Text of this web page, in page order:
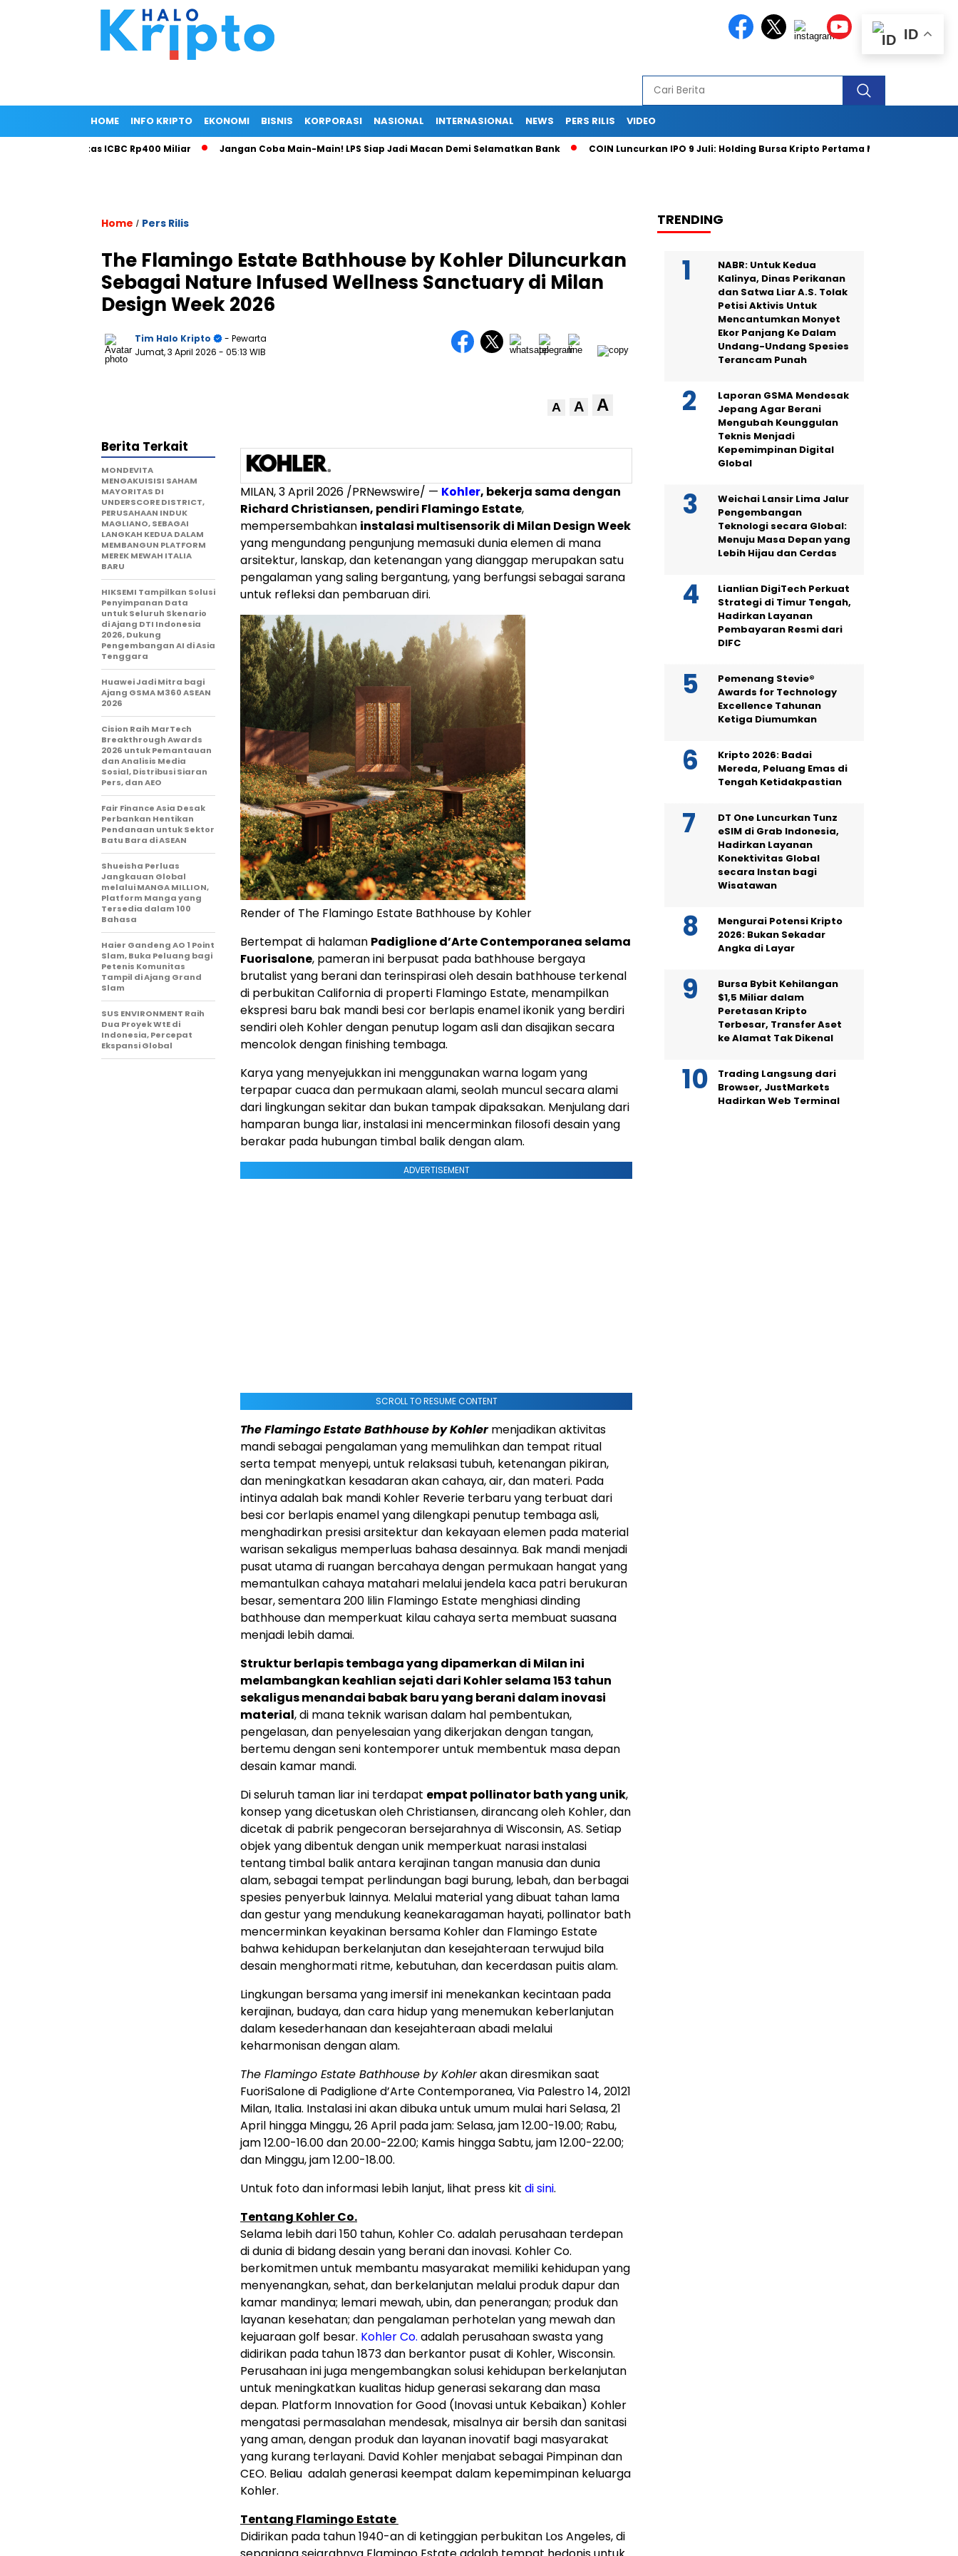
HOME INFO KRIPTO EKONOMI BISNIS KORPORASI NASIONAL INTERNASIONAL NEWS PERS RILIS VIDEO
Fasilitas ICBC Rp400 Miliar Jangan Coba Main-Main! LPS Siap Jadi Macan Demi Selamatkan Bank COIN Luncurkan IPO 9 Juli: Holding Bursa Kripto Pertama Masuk Bursa Saham
Home / Pers Rilis
The Flamingo Estate Bathhouse by Kohler Diluncurkan
Sebagai Nature Infused Wellness Sanctuary di Milan
Design Week 2026
Tim Halo Kripto
- Pewarta
Jumat, 3 April 2026 - 05:13 WIB
A A A
MILAN,3 April 2026 /PRNewswire/ — Kohler, bekerja sama dengan
Richard Christiansen, pendiri Flamingo Estate,
mempersembahkan instalasi multisensorik di Milan Design Week
yang mengundang pengunjung memasuki dunia elemen di mana
arsitektur, lanskap, dan ketenangan yang dianggap merupakan satu
pengalaman yang saling bergantung, yang berfungsi sebagai sarana
untuk refleksi dan pembaruan diri.
Render of The Flamingo Estate Bathhouse by Kohler
Bertempat di halaman Padiglione d’Arte Contemporanea selama
Fuorisalone, pameran ini berpusat pada bathhouse bergaya
brutalist yang berani dan terinspirasi oleh desain bathhouse terkenal
di perbukitan California di properti Flamingo Estate, menampilkan
ekspresi baru bak mandi besi cor berlapis enamel ikonik yang berdiri
sendiri oleh Kohler dengan penutup logam asli dan disajikan secara
mencolok dengan finishing tembaga.
Karya yang menyejukkan ini menggunakan warna logam yang
terpapar cuaca dan permukaan alami, seolah muncul secara alami
dari lingkungan sekitar dan bukan tampak dipaksakan. Menjulang dari
hamparan bunga liar, instalasi ini mencerminkan filosofi desain yang
berakar pada hubungan timbal balik dengan alam.
ADVERTISEMENT
SCROLL TO RESUME CONTENT
The Flamingo Estate Bathhouse by Kohlermenjadikan aktivitas
mandi sebagai pengalaman yang memulihkan dan tempat ritual
serta tempat menyepi, untuk relaksasi tubuh, ketenangan pikiran,
dan meningkatkan kesadaran akan cahaya, air, dan materi. Pada
intinya adalah bak mandi Kohler Reverie terbaru yang terbuat dari
besi cor berlapis enamel yang dilengkapi penutup tembaga asli,
menghadirkan presisi arsitektur dan kekayaan elemen pada material
warisan sekaligus memperluas bahasa desainnya. Bak mandi menjadi
pusat utama di ruangan bercahaya dengan permukaan hangat yang
memantulkan cahaya matahari melalui jendela kaca patri berukuran
besar, sementara 200 lilin Flamingo Estate menghiasi dinding
bathhouse dan memperkuat kilau cahaya serta membuat suasana
menjadi lebih damai.
Struktur berlapis tembaga yang dipamerkan di Milan ini
melambangkan keahlian sejati dari Kohler selama 153 tahun
sekaligus menandai babak baru yang berani dalam inovasi
material, di mana teknik warisan dalam hal pembentukan,
pengelasan, dan penyelesaian yang dikerjakan dengan tangan,
bertemu dengan seni kontemporer untuk membentuk masa depan
desain kamar mandi.
Di seluruh taman liar ini terdapat empat pollinator bath yang unik,
konsep yang dicetuskan oleh Christiansen, dirancang oleh Kohler, dan
dicetak di pabrik pengecoran bersejarahnya di Wisconsin, AS. Setiap
objek yang dibentuk dengan unik memperkuat narasi instalasi
tentang timbal balik antara kerajinan tangan manusia dan dunia
alam, sebagai tempat perlindungan bagi burung, lebah, dan berbagai
spesies penyerbuk lainnya. Melalui material yang dibuat tahan lama
dan gestur yang mendukung keanekaragaman hayati, pollinator bath
mencerminkan keyakinan bersama Kohler dan Flamingo Estate
bahwa kehidupan berkelanjutan dan kesejahteraan terwujud bila
desain menghormati ritme, kebutuhan, dan kecerdasan puitis alam.
Lingkungan bersama yang imersif ini menekankan kecintaan pada
kerajinan, budaya, dan cara hidup yang menemukan keberlanjutan
dalam kesederhanaan dan kesejahteraan abadi melalui
keharmonisan dengan alam.
The Flamingo Estate Bathhouse by Kohlerakan diresmikan saat
FuoriSalone di Padiglione d’Arte Contemporanea, Via Palestro 14, 20121
Milan, Italia. Instalasi ini akan dibuka untuk umum mulai hari Selasa, 21
April hingga Minggu, 26 April pada jam: Selasa, jam 12.00-19.00; Rabu,
jam 12.00-16.00 dan 20.00-22.00; Kamis hingga Sabtu, jam 12.00-22.00;
dan Minggu, jam 12.00-18.00.
Untuk foto dan informasi lebih lanjut, lihat press kit di sini.
Tentang Kohler Co.
Selama lebih dari 150 tahun, Kohler Co. adalah perusahaan terdepan
di dunia di bidang desain yang berani dan inovasi. Kohler Co.
berkomitmen untuk membantu masyarakat memiliki kehidupan yang
menyenangkan, sehat, dan berkelanjutan melalui produk dapur dan
kamar mandinya; lemari mewah, ubin, dan penerangan; produk dan
layanan kesehatan; dan pengalaman perhotelan yang mewah dan
kejuaraan golf besar. Kohler Co. adalah perusahaan swasta yang
didirikan pada tahun 1873 dan berkantor pusat di Kohler, Wisconsin.
Perusahaan ini juga mengembangkan solusi kehidupan berkelanjutan
untuk meningkatkan kualitas hidup generasi sekarang dan masa
depan. Platform Innovation for Good (Inovasi untuk Kebaikan) Kohler
mengatasi permasalahan mendesak, misalnya air bersih dan sanitasi
yang aman, dengan produk dan layanan inovatif bagi masyarakat
yang kurang terlayani. David Kohler menjabat sebagai Pimpinan dan
CEO. Beliau adalah generasi keempat dalam kepemimpinan keluarga
Kohler.
Tentang Flamingo Estate
Didirikan pada tahun 1940-an di ketinggian perbukitan Los Angeles, di
Berita Terkait
MONDEVITA
MENGAKUISISI SAHAM
MAYORITAS DI
UNDERSCORE DISTRICT,
PERUSAHAAN INDUK
MAGLIANO, SEBAGAI
LANGKAH KEDUA DALAM
MEMBANGUN PLATFORM
MEREK MEWAH ITALIA
BARU
HIKSEMI Tampilkan Solusi
Penyimpanan Data
untuk Seluruh Skenario
di Ajang DTI Indonesia
2026, Dukung
Pengembangan AI di Asia
Tenggara
Huawei Jadi Mitra bagi
Ajang GSMA M360 ASEAN
2026
Cision Raih MarTech
Breakthrough Awards
2026 untuk Pemantauan
dan Analisis Media
Sosial, Distribusi Siaran
Pers, dan AEO
Fair Finance Asia Desak
Perbankan Hentikan
Pendanaan untuk Sektor
Batu Bara di ASEAN
Shueisha Perluas
Jangkauan Global
melalui MANGA MILLION,
Platform Manga yang
Tersedia dalam 100
Bahasa
Haier Gandeng AO 1 Point
Slam, Buka Peluang bagi
Petenis Komunitas
Tampil di Ajang Grand
Slam
SUS ENVIRONMENT Raih
Dua Proyek WtE di
Indonesia, Percepat
Ekspansi Global
TRENDING
NABR: Untuk Kedua
Kalinya, Dinas Perikanan
dan Satwa Liar A.S. Tolak
Petisi Aktivis Untuk
Mencantumkan Monyet
Ekor Panjang Ke Dalam
Undang-Undang Spesies
Terancam Punah
Laporan GSMA Mendesak
Jepang Agar Berani
Mengubah Keunggulan
Teknis Menjadi
Kepemimpinan Digital
Global
Weichai Lansir Lima Jalur
Pengembangan
Teknologi secara Global:
Menuju Masa Depan yang
Lebih Hijau dan Cerdas
Lianlian DigiTech Perkuat
Strategi di Timur Tengah,
Hadirkan Layanan
Pembayaran Resmi dari
DIFC
Pemenang Stevie®
Awards for Technology
Excellence Tahunan
Ketiga Diumumkan
Kripto 2026: Badai
Mereda, Peluang Emas di
Tengah Ketidakpastian
DT One Luncurkan Tunz
eSIM di Grab Indonesia,
Hadirkan Layanan
Konektivitas Global
secara Instan bagi
Wisatawan
Mengurai Potensi Kripto
2026: Bukan Sekadar
Angka di Layar
Bursa Bybit Kehilangan
$1,5 Miliar dalam
Peretasan Kripto
Terbesar, Transfer Aset
ke Alamat Tak Dikenal
Trading Langsung dari
Browser, JustMarkets
Hadirkan Web Terminal
ID